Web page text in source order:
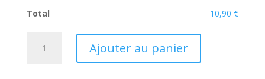
Total
10,90 €
Ajouter au panier